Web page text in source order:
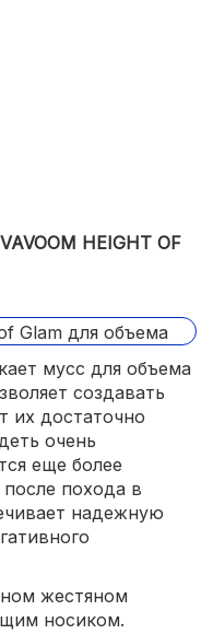
HEIGHT OF
мусс для объема
создавать
их достаточно
очень
еще более
похода в
надежную
жестяном
носиком.